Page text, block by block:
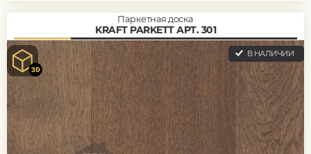
Паркетная доска
KRAFT PARKETT АРТ. 301
В НАЛИЧИИ